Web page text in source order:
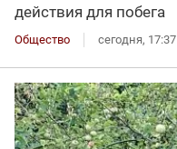
действия для побега
Общество сегодня, 17:37